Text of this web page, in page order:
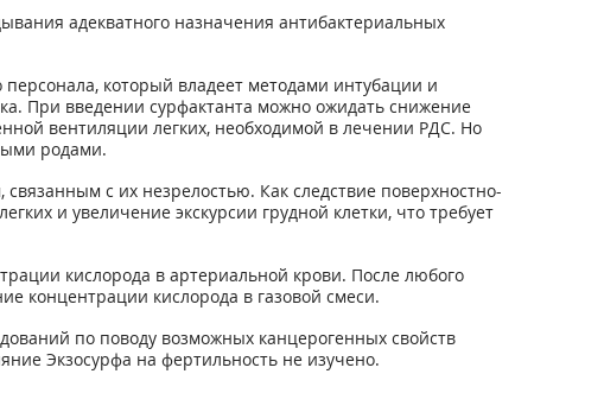
адекватного назначения антибактериальных
который владеет методами интубации и
При введении сурфактанта можно ожидать снижение
вентиляции легких, необходимой в лечении РДС. Но
родами.
с их незрелостью. Как следствие поверхностно-
и увеличение экскурсии грудной клетки, что требует
кислорода в артериальной крови. После любого
концентрации кислорода в газовой смеси.
по поводу возможных канцерогенных свойств
Экзосурфа на фертильность не изучено.